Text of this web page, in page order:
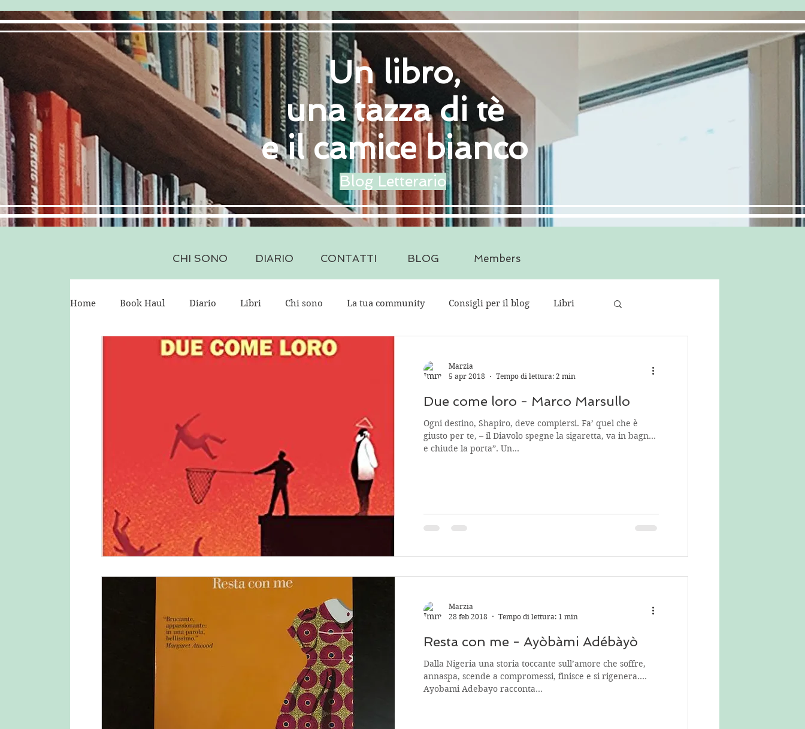
Un libro,
una tazza di tè
e il camice bianco
Blog Letterario
CHI SONO DIARIO CONTATTI BLOG Members
Home Book Haul Diario Libri Chi sono La tua community Consigli per il blog Libri
Marzia
5 apr 2018
Tempo di lettura: 2 min
Due come loro - Marco Marsullo
Ogni destino, Shapiro, deve compiersi. Fa’ quel che è
giusto per te, – il Diavolo spegne la sigaretta, va in bagno
e chiude la porta”. Un...
Marzia
28 feb 2018
Tempo di lettura: 1 min
Resta con me - Ayòbàmi Adébàyò
Dalla Nigeria una storia toccante sull’amore che soffre,
annaspa, scende a compromessi, finisce e si rigenera.
Ayobami Adebayo racconta...